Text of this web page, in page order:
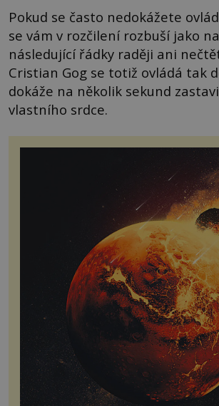
Pokud se často nedokážete
se vám v rozčilení rozbuší jako
následující řádky raději ani
Cristian Gog se totiž ovládá tak
dokáže na několik sekund
vlastního srdce.